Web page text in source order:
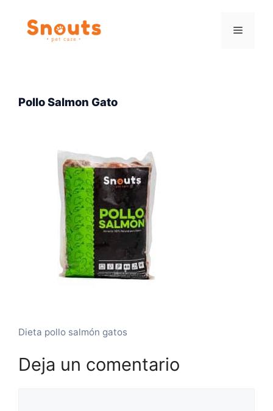
contenido
Menú
Pollo Salmon Gato
Dieta pollo salmón gatos
Deja un comentario